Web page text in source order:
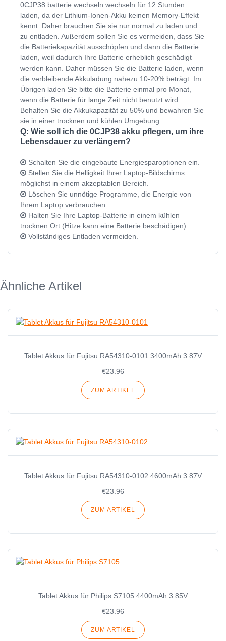
0CJP38 batterie wechseln wechseln für 12 Stunden
laden, da der Lithium-Ionen-Akku keinen Memory-Effekt
kennt. Daher brauchen Sie sie nur normal zu laden und
zu entladen. Außerdem sollen Sie es vermeiden, dass Sie
die Batteriekapazität ausschöpfen und dann die Batterie
laden, weil dadurch Ihre Batterie erheblich geschädigt
werden kann. Daher müssen Sie die Batterie laden, wenn
die verbleibende Akkuladung nahezu 10-20% beträgt. Im
Übrigen laden Sie bitte die Batterie einmal pro Monat,
wenn die Batterie für lange Zeit nicht benutzt wird.
Behalten Sie die Akkukapazität zu 50% und bewahren Sie
sie in einer trocknen und kühlen Umgebung.
Q: Wie soll ich die 0CJP38 akku pflegen, um ihre
Lebensdauer zu verlängern?
Schalten Sie die eingebaute Energiesparoptionen ein.
Stellen Sie die Helligkeit Ihrer Laptop-Bildschirms
möglichst in einem akzeptablen Bereich.
Löschen Sie unnötige Programme, die Energie von
Ihrem Laptop verbrauchen.
Halten Sie Ihre Laptop-Batterie in einem kühlen
trocknen Ort (Hitze kann eine Batterie beschädigen).
Vollständiges Entladen vermeiden.
Ähnliche Artikel
Tablet Akkus für Fujitsu RA54310-0101 3400mAh 3.87V
€23.96
ZUM ARTIKEL
Tablet Akkus für Fujitsu RA54310-0102 4600mAh 3.87V
€23.96
ZUM ARTIKEL
Tablet Akkus für Philips S7105 4400mAh 3.85V
€23.96
ZUM ARTIKEL